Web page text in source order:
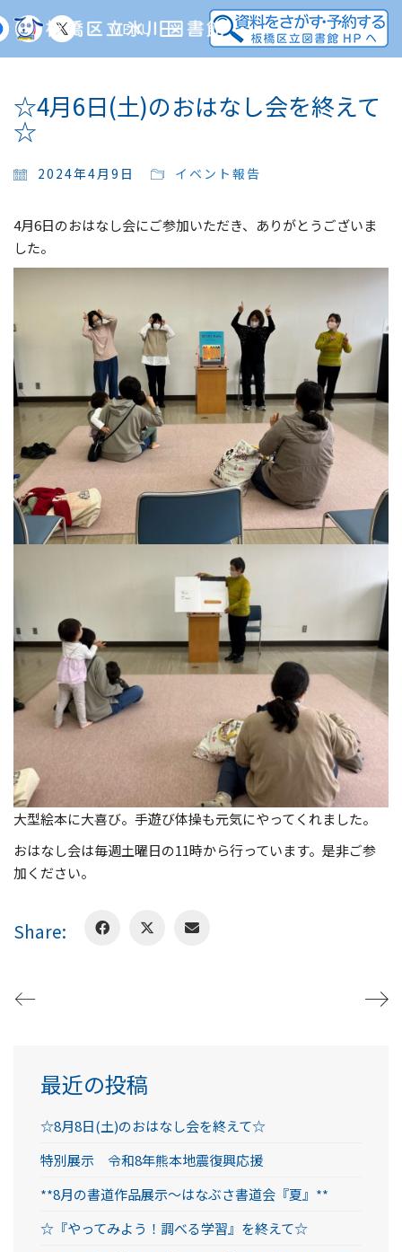
MENU
☆4月6日(土)のおはなし会を終えて
☆
2024年4月9日 イベント報告
4月6日のおはなし会にご参加いただき、ありがとうございま
した。
大型絵本に大喜び。手遊び体操も元気にやってくれました。
おはなし会は毎週土曜日の11時から行っています。是非ご参
加ください。
Share:
最近の投稿
☆8月8日(土)のおはなし会を終えて☆
特別展示 令和8年熊本地震復興応援
**8月の書道作品展示～はなぶさ書道会『夏』**
☆『やってみよう！調べる学習』を終えて☆